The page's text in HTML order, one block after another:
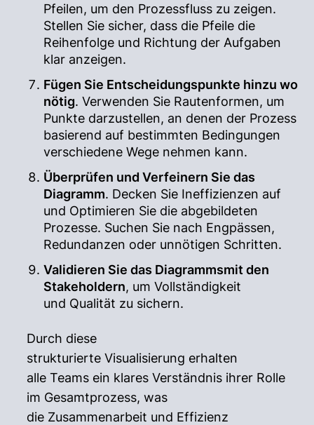
Pfeilen, um den Prozessfluss zu zeigen.
Stellen Sie sicher, dass die Pfeile die
Reihenfolge und Richtung der Aufgaben
klar anzeigen.
Fügen Sie Entscheidungspunkte hinzu wo
nötig. Verwenden Sie Rautenformen, um
Punkte darzustellen, an denen der Prozess
basierend auf bestimmten Bedingungen
verschiedene Wege nehmen kann.
Überprüfen und Verfeinern Sie das
Diagramm. Decken Sie Ineffizienzen auf
und Optimieren Sie die abgebildeten
Prozesse. Suchen Sie nach Engpässen,
Redundanzen oder unnötigen Schritten.
Validieren Sie das Diagrammsmit den
Stakeholdern, um Vollständigkeit
und Qualität zu sichern.
Durch diese
strukturierte Visualisierung erhalten
alle Teams ein klares Verständnis ihrer Rolle
im Gesamtprozess, was
die Zusammenarbeit und Effizienz